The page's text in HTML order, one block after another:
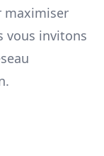
maximiser
vous invitons